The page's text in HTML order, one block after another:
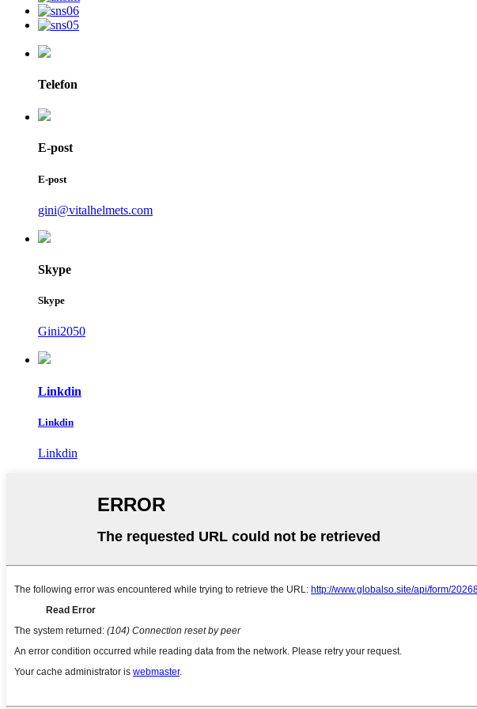
Telefon
E-post
E-post
gini@vitalhelmets.com
Skype
Skype
Gini2050
Linkdin
Linkdin
Linkdin